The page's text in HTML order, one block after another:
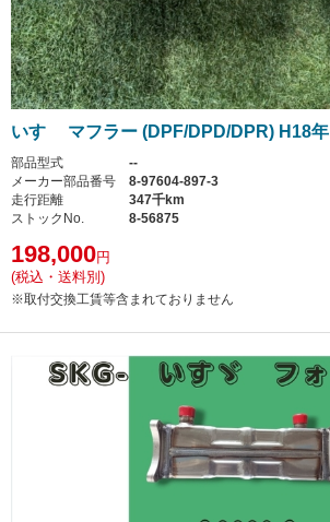
いすゞ マフラー (DPF/DPD/DPR) H18年
部品型式
--
メーカー部品番号
8-97604-897-3
走行距離
347千km
ストックNo.
8-56875
198,000円
(税込・送料別)
※取付交換工賃等含まれておりません